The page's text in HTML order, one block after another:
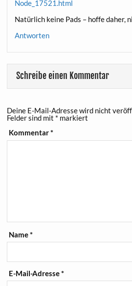
Node_17521.html
Natür­lich kei­ne Pads – hof­fe daher,
Antworten
Schreibe einen Kommentar
Deine E-Mail-Adresse wird nicht
Felder sind mit * markiert
Kommentar*
Name*
E-Mail-Adresse*